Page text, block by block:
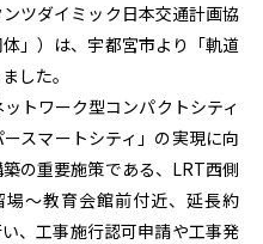
ツダイミック日本交通計画協
」）は、宇都宮市より「軌道
した。
トワーク型コンパクトシティ
ースマートシティ」の実現に向
の重要施策である、LRT西側
～教育会館前付近、延長約
、工事施行認可申請や工事発